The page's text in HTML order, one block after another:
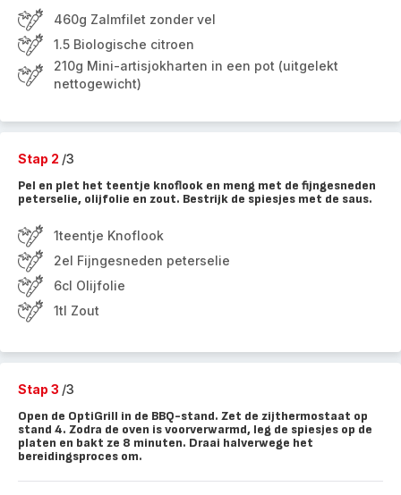
460g Zalmfilet zonder vel
1.5 Biologische citroen
210g Mini-artisjokharten in een pot (uitgelekt
nettogewicht)
Stap 2 /3
Pel en plet het teentje knoflook en meng met de fijngesneden
peterselie, olijfolie en zout. Bestrijk de spiesjes met de saus.
1teentje Knoflook
2el Fijngesneden peterselie
6cl Olijfolie
1tl Zout
Stap 3 /3
Open de OptiGrill in de BBQ-stand. Zet de zijthermostaat op
stand 4. Zodra de oven is voorverwarmd, leg de spiesjes op de
platen en bakt ze 8 minuten. Draai halverwege het
bereidingsproces om.